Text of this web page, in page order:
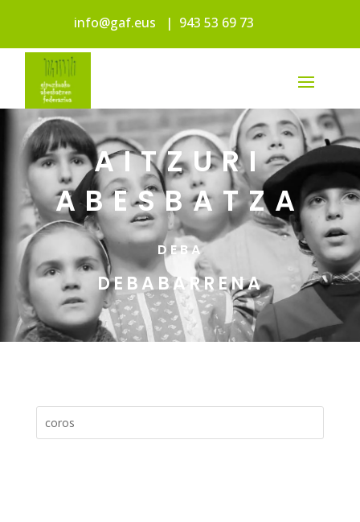
info@gaf.eus | 943 53 69 73
AITZURI
ABESBATZA
DEBA
DEBABARRENA